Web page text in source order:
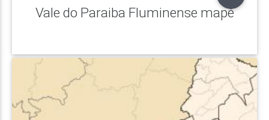
Vale do Paraiba Fluminense mapě